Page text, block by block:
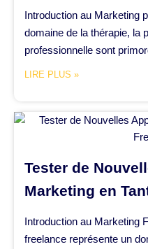
Introduction au Marketing
domaine de la thérapie, la
professionnelle sont
LIRE PLUS »
Tester de
Marketing en
Introduction au Marketing
freelance représente un